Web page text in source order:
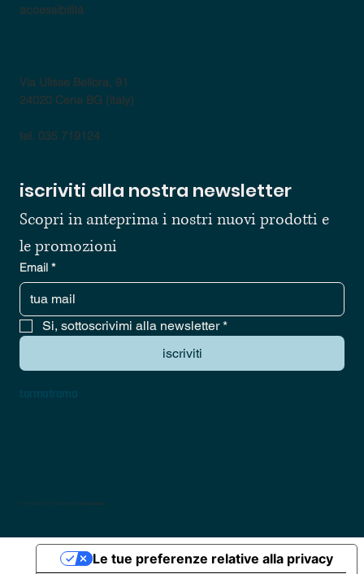
accessibilità
Via Ulisse Bellora, 91
24020 Cene BG (italy)
tel. 035 719124
iscriviti alla nostra newsletter
Scopri in anteprima i nostri nuovi prodotti e
le promozioni
Email *
Si, sottoscrivimi alla newsletter *
iscriviti
kristiandodaj
Le tue preferenze relative alla privacy